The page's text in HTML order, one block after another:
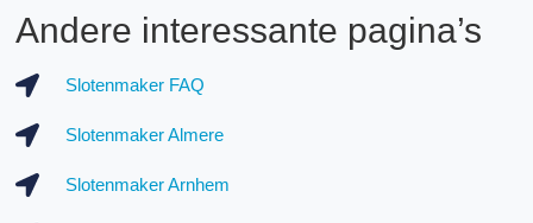
Andere interessante pagina’s
Slotenmaker FAQ
Slotenmaker Almere
Slotenmaker Arnhem